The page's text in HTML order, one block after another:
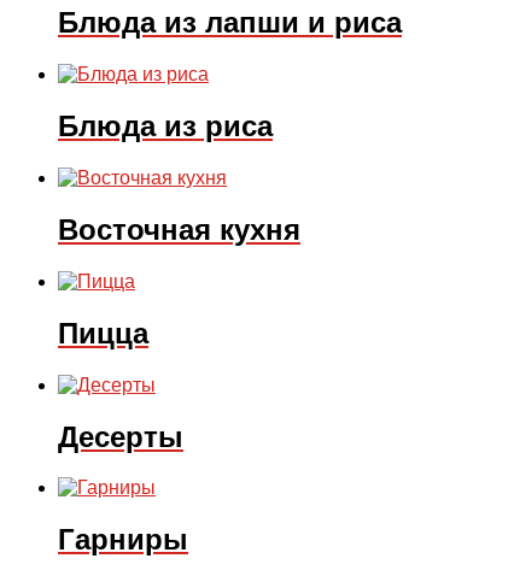
Блюда из лапши и риса
Блюда из риса
Восточная кухня
Пицца
Десерты
Гарниры